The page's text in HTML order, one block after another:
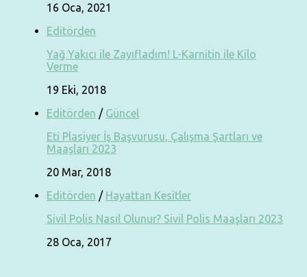
16 Oca, 2021
Editörden
Yağ Yakıcı ile Zayıfladım! L-Karnitin ile Kilo
Verme
19 Eki, 2018
Editörden / Güncel
Eti Plasiyer İş Başvurusu, Çalışma Şartları ve
Maaşları 2023
20 Mar, 2018
Editörden / Hayattan Kesitler
Sivil Polis Nasıl Olunur? Sivil Polis Maaşları 2023
28 Oca, 2017